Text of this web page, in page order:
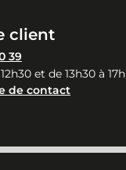
client
39
et de 13h30 à 17h
de contact